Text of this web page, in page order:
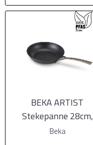
BEKA ARTIST
Stekepanne 28cm,
karbonstål -
Beka